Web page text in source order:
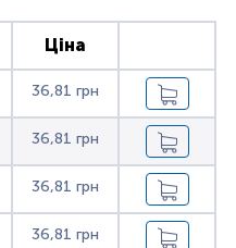
Ціна
36,81 грн
36,81 грн
36,81 грн
36,81 грн